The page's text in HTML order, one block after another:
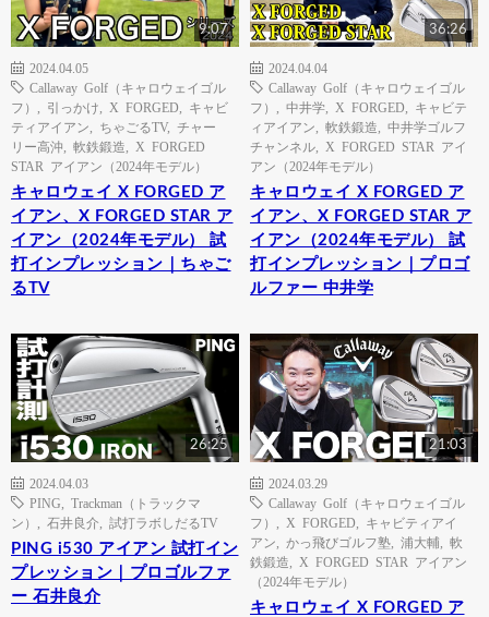
9:07
2024.04.05
Callaway Golf（キャロウェイゴル
フ）
引っかけ X FORGED
キャビ
ティアイアン
ちゃごるTV, チャー
リー高沖
軟鉄鍛造
X FORGED
STAR アイアン（2024年モデル）
キャロウェイ X FORGED ア
イアン、X FORGED STAR ア
イアン（2024年モデル） 試
打インプレッション｜ちゃご
るTV
36:26
2024.04.04
Callaway Golf（キャロウェイゴル
フ）
中井学 X FORGED
キャビテ
ィアイアン
軟鉄鍛造
中井学ゴルフ
チャンネル
X FORGED STAR アイ
アン（2024年モデル）
キャロウェイ X FORGED ア
イアン、X FORGED STAR ア
イアン（2024年モデル） 試
打インプレッション｜プロゴ
ルファー 中井学
26:25
2024.04.03
PING
Trackman（トラックマ
ン）
石井良介 試打ラボしだるTV
PING i530 アイアン 試打イン
プレッション｜プロゴルファ
ー 石井良介
21:03
2024.03.29
Callaway Golf（キャロウェイゴル
フ）
X FORGED
キャビティアイ
アン
かっ飛びゴルフ塾 浦大輔
軟
鉄鍛造
X FORGED STAR アイアン
（2024年モデル）
キャロウェイ X FORGED ア